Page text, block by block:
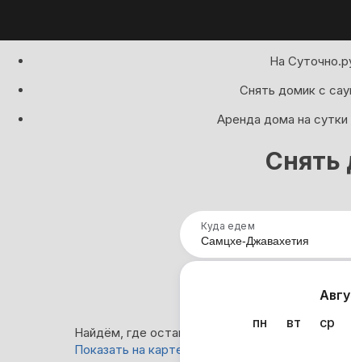
На
Снять домик с
Аренда дома на
Снять
Куда едем
пн
вт ср
Найдём, где остановиться : 48 вариантов
Показать на карте